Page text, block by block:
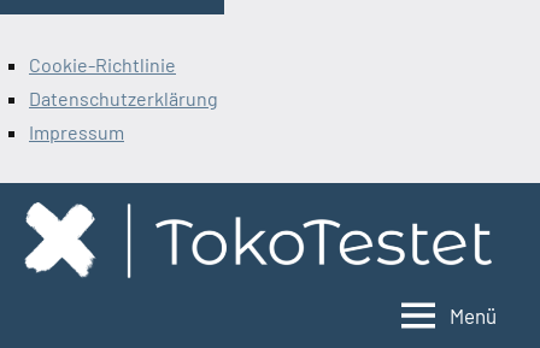
Cookie-Richtlinie
Datenschutzerklärung
Impressum
Zum
Inhalt
springen
Menü